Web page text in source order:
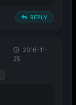
REPLY
2016-11-
25